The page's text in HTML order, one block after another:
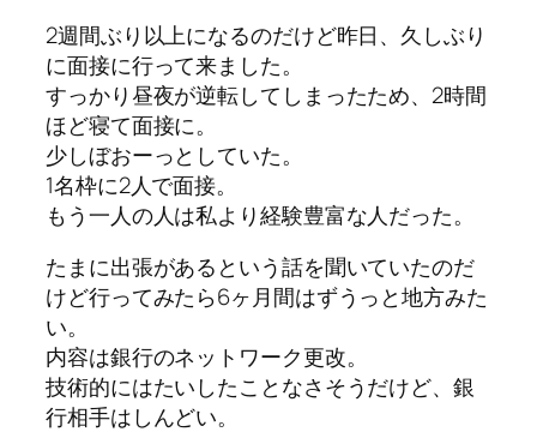
2週間ぶり以上になるのだけど昨日、久しぶり
に面接に行って来ました。
すっかり昼夜が逆転してしまったため、2時間
ほど寝て面接に。
少しぼおーっとしていた。
1名枠に2人で面接。
もう一人の人は私より経験豊富な人だった。
たまに出張があるという話を聞いていたのだ
けど行ってみたら6ヶ月間はずうっと地方みた
い。
内容は銀行のネットワーク更改。
技術的にはたいしたことなさそうだけど、銀
行相手はしんどい。